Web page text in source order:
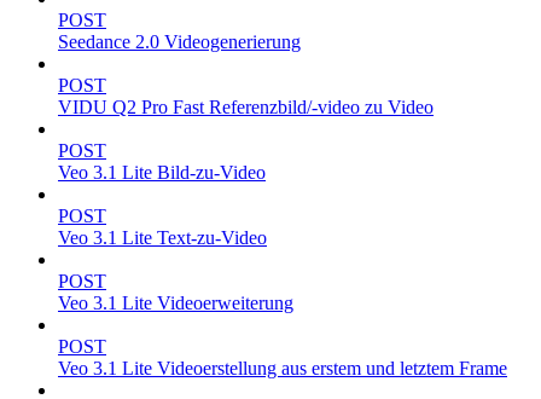
POST
Seedance 2.0 Videogenerierung
POST
VIDU Q2 Pro Fast Referenzbild/-video zu Video
POST
Veo 3.1 Lite Bild-zu-Video
POST
Veo 3.1 Lite Text-zu-Video
POST
Veo 3.1 Lite Videoerweiterung
POST
Veo 3.1 Lite Videoerstellung aus erstem und letztem Frame